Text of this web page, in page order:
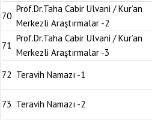
70
Prof.Dr.Taha Cabir Ulvani / Kur’an
Merkezli Araştırmalar -2
71
Prof.Dr.Taha Cabir Ulvani / Kur’an
Merkezli Araştırmalar -3
72 Teravih Namazı -1
73 Teravih Namazı -2